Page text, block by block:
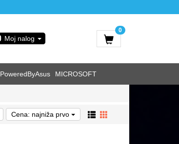
Moj nalog
0
PoweredByAsus MICROSOFT
Cena: najniža prvo